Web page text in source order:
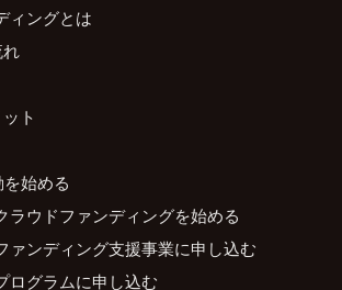
ィングとは
ト
始める
ラウドファンディングを始める
ァンディング支援事業に申し込む
ログラムに申し込む